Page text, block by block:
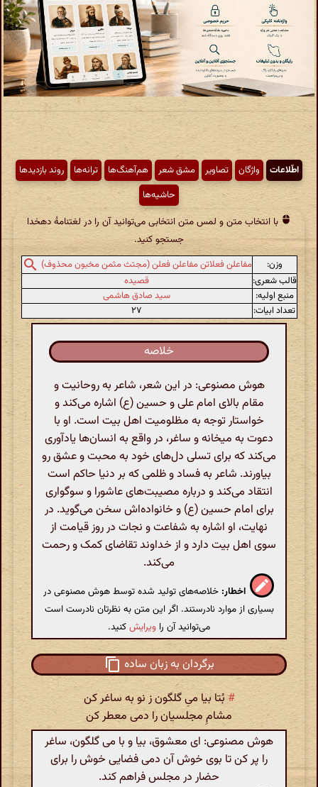
اطّلاعات واژگان تصاویر مشق شعر هم‌آهنگ‌ها ترانه‌ها
روند بازدیدها
حاشیه‌ها
با انتخاب متن و لمس متن انتخابی می‌توانید آن را در لغتنامهٔ دهخدا
جستجو کنید.
وزن:
مفاعلن فعلاتن مفاعلن فعلن (مجتث مثمن مخبون محذوف)
قالب شعری:
قصیده
منبع اولیه:
سید صادق هاشمی
تعداد ابیات:
۲۷
خلاصه
هوش مصنوعی: در این شعر، شاعر به روحانیت و
مقام بالای امام علی و حسین (ع) اشاره می‌کند و
خواستار توجه به مظلومیت اهل بیت است. او با
دعوت به میخانه و ساغر، در واقع به انسان‌ها یادآوری
می‌کند که برای تسلی دل‌های خود به محبت و عشق رو
بیاورند. شاعر به فساد و ظلمی که بر دنیا حاکم است
انتقاد می‌کند و درباره مصیبت‌های عاشورا و سوگواری
برای امام حسین (ع) و خانواده‌اش سخن می‌گوید. در
نهایت، او اشاره به شفاعت و نجات در روز قیامت از
سوی اهل بیت دارد و از خداوند تقاضای کمک و رحمت
می‌کند.
اخطار: خلاصه‌های تولید شده توسط هوش مصنوعی در
بسیاری از موارد نادرستند. اگر این متن به نظرتان نادرست است
می‌توانید آن را ویرایشکنید.
برگردان به زبان ساده
# بُتا بیا میِ گلگون ز نو به ساغر کن
مشامِ مجلسیان را دمی معطر کن
هوش مصنوعی: ای معشوق، بیا و با می گلگون، ساغر
را پر کن تا بوی خوش آن دمی فضایی خوش را برای
حضار در مجلس فراهم کند.